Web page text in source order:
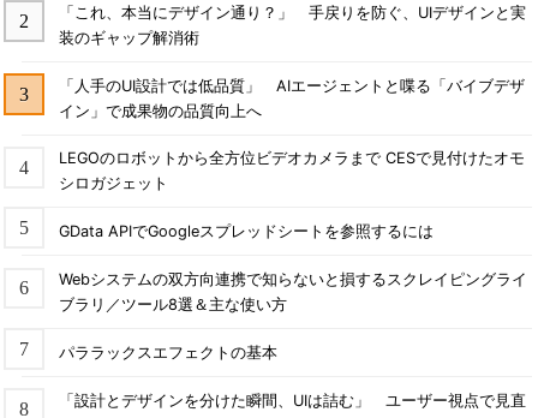
「これ、本当にデザイン通り？」 手戻りを防ぐ、UIデザインと実
装のギャップ解消術
「人手のUI設計では低品質」 AIエージェントと喋る「バイブデザ
イン」で成果物の品質向上へ
LEGOのロボットから全方位ビデオカメラまで CESで見付けたオモ
シロガジェット
GData APIでGoogleスプレッドシートを参照するには
Webシステムの双方向連携で知らないと損するスクレイピングライ
ブラリ／ツール8選＆主な使い方
パララックスエフェクトの基本
「設計とデザインを分けた瞬間、UIは詰む」 ユーザー視点で見直